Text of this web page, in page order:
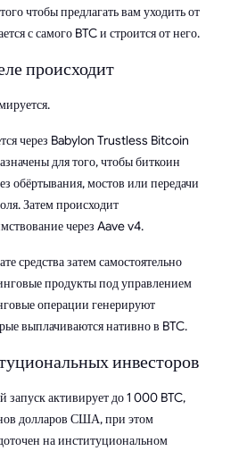
чтобы предлагать вам уходить от
с самого BTC и строится от него.
происходит
через Babylon Trustless Bitcoin
для того, чтобы биткоин
обёртывания, мостов или передачи
Затем происходит
через Aave v4.
средства затем самостоятельно
продукты под управлением
операции генерируют
выплачиваются нативно в BTC.
инвесторов
запуск активирует до 1 000 BTC,
долларов США, при этом
на институциональном